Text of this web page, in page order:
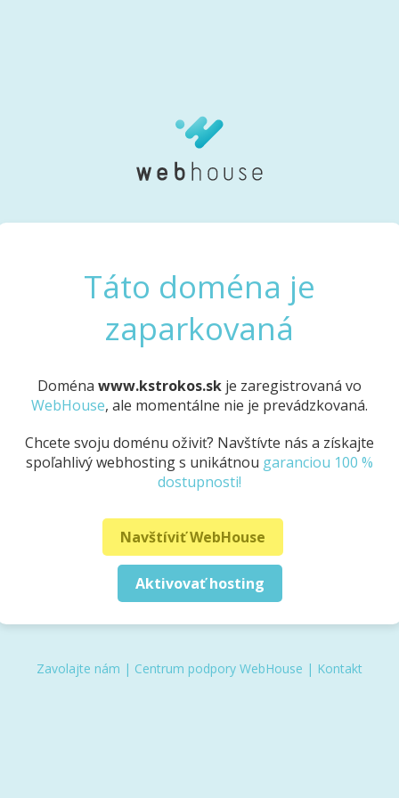
Táto doména je
zaparkovaná
Doména www.kstrokos.sk je zaregistrovaná vo
WebHouse, ale momentálne nie je prevádzkovaná.
Chcete svoju doménu oživiť? Navštívte nás a získajte
spoľahlivý webhosting s unikátnou garanciou 100 %
dostupnosti!
Navštíviť WebHouse
Aktivovať hosting
Zavolajte nám | Centrum podpory WebHouse | Kontakt